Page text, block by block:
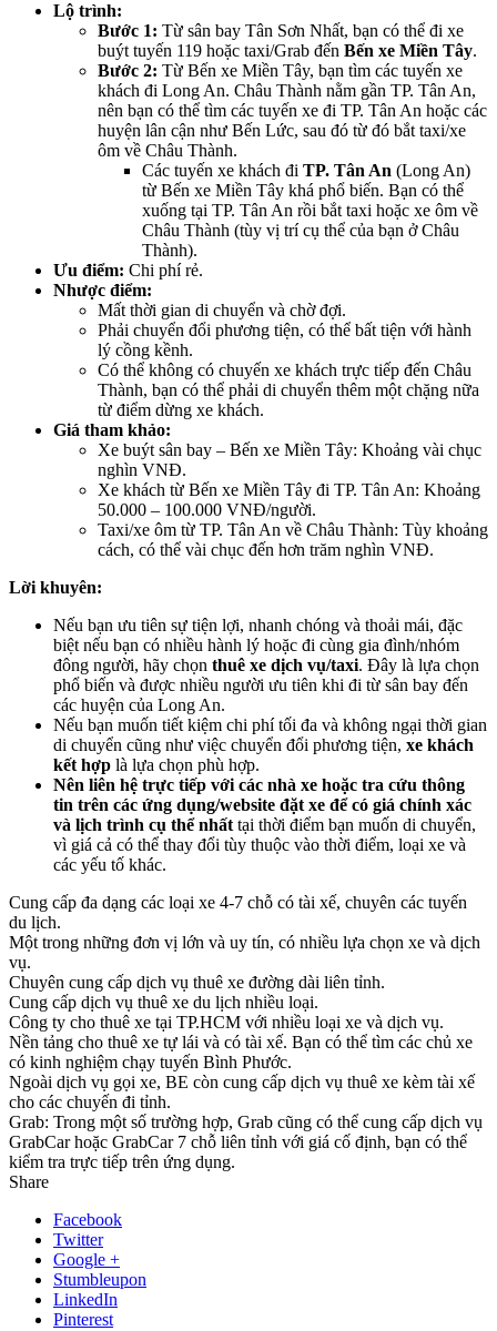
Lộ trình:
Bước 1: Từ sân bay Tân Sơn Nhất, bạn có thể đi xe
buýt tuyến 119 hoặc taxi/Grab đến Bến xe Miền Tây.
Bước 2: Từ Bến xe Miền Tây, bạn tìm các tuyến xe
khách đi Long An. Châu Thành nằm gần TP. Tân An,
nên bạn có thể tìm các tuyến xe đi TP. Tân An hoặc các
huyện lân cận như Bến Lức, sau đó từ đó bắt taxi/xe
ôm về Châu Thành.
Các tuyến xe khách đi TP. Tân An (Long An)
từ Bến xe Miền Tây khá phổ biến. Bạn có thể
xuống tại TP. Tân An rồi bắt taxi hoặc xe ôm về
Châu Thành (tùy vị trí cụ thể của bạn ở Châu
Thành).
Ưu điểm: Chi phí rẻ.
Nhược điểm:
Mất thời gian di chuyển và chờ đợi.
Phải chuyển đổi phương tiện, có thể bất tiện với hành
lý cồng kềnh.
Có thể không có chuyến xe khách trực tiếp đến Châu
Thành, bạn có thể phải di chuyển thêm một chặng nữa
từ điểm dừng xe khách.
Giá tham khảo:
Xe buýt sân bay – Bến xe Miền Tây: Khoảng vài chục
nghìn VNĐ.
Xe khách từ Bến xe Miền Tây đi TP. Tân An: Khoảng
50.000 – 100.000 VNĐ/người.
Taxi/xe ôm từ TP. Tân An về Châu Thành: Tùy khoảng
cách, có thể vài chục đến hơn trăm nghìn VNĐ.
Lời khuyên:
Nếu bạn ưu tiên sự tiện lợi, nhanh chóng và thoải mái, đặc
biệt nếu bạn có nhiều hành lý hoặc đi cùng gia đình/nhóm
đông người, hãy chọn thuê xe dịch vụ/taxi. Đây là lựa chọn
phổ biến và được nhiều người ưu tiên khi đi từ sân bay đến
các huyện của Long An.
Nếu bạn muốn tiết kiệm chi phí tối đa và không ngại thời gian
di chuyển cũng như việc chuyển đổi phương tiện, xe khách
kết hợp là lựa chọn phù hợp.
Nên liên hệ trực tiếp với các nhà xe hoặc tra cứu thông
tin trên các ứng dụng/website đặt xe để có giá chính xác
và lịch trình cụ thể nhấttại thời điểm bạn muốn di chuyển,
vì giá cả có thể thay đổi tùy thuộc vào thời điểm, loại xe và
các yếu tố khác.
Cung cấp đa dạng các loại xe 4-7 chỗ có tài xế, chuyên các tuyến
du lịch.
Một trong những đơn vị lớn và uy tín, có nhiều lựa chọn xe và dịch
vụ.
Chuyên cung cấp dịch vụ thuê xe đường dài liên tỉnh.
Cung cấp dịch vụ thuê xe du lịch nhiều loại.
Công ty cho thuê xe tại TP.HCM với nhiều loại xe và dịch vụ.
Nền tảng cho thuê xe tự lái và có tài xế. Bạn có thể tìm các chủ xe
có kinh nghiệm chạy tuyến Bình Phước.
Ngoài dịch vụ gọi xe, BE còn cung cấp dịch vụ thuê xe kèm tài xế
cho các chuyến đi tỉnh.
Grab: Trong một số trường hợp, Grab cũng có thể cung cấp dịch vụ
GrabCar hoặc GrabCar 7 chỗ liên tỉnh với giá cố định, bạn có thể
kiểm tra trực tiếp trên ứng dụng.
Share
Facebook
Twitter
Google +
Stumbleupon
LinkedIn
Pinterest